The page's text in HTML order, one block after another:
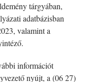
tárgyában,
adatbázisban
valamint a
információt
nyújt, a (06 27)